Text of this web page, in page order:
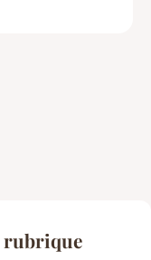
rubrique